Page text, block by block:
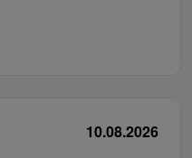
10.08.2026